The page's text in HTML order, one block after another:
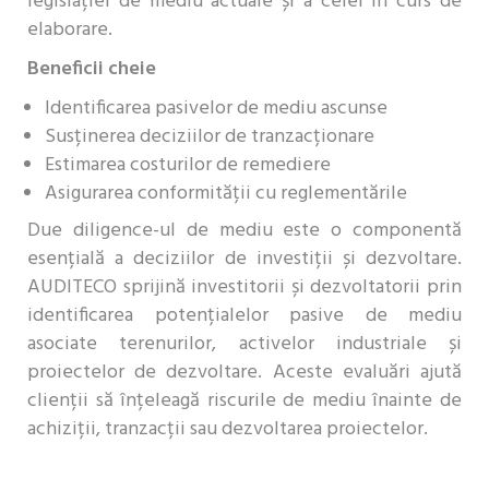
elaborare.
Beneficii cheie
Identificarea pasivelor de mediu ascunse
Susținerea deciziilor de tranzacționare
Estimarea costurilor de remediere
Asigurarea conformității cu reglementările
Due diligence-ul de mediu este o componentă
esențială a deciziilor de investiții și dezvoltare.
AUDITECO sprijină investitorii și dezvoltatorii prin
identificarea potențialelor pasive de mediu
asociate terenurilor, activelor industriale și
proiectelor de dezvoltare. Aceste evaluări ajută
clienții să înțeleagă riscurile de mediu înainte de
achiziții, tranzacții sau dezvoltarea proiectelor.